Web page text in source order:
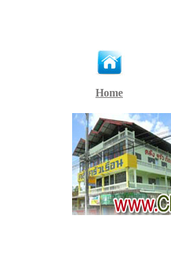
Home